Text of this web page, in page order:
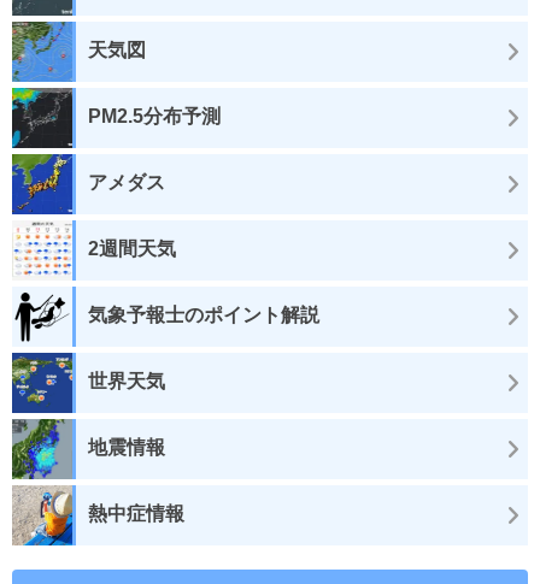
天気図
PM2.5分布予測
アメダス
2週間天気
気象予報士のポイント解説
世界天気
地震情報
熱中症情報